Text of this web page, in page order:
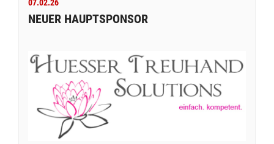
07.02.26
NEUER HAUPTSPONSOR